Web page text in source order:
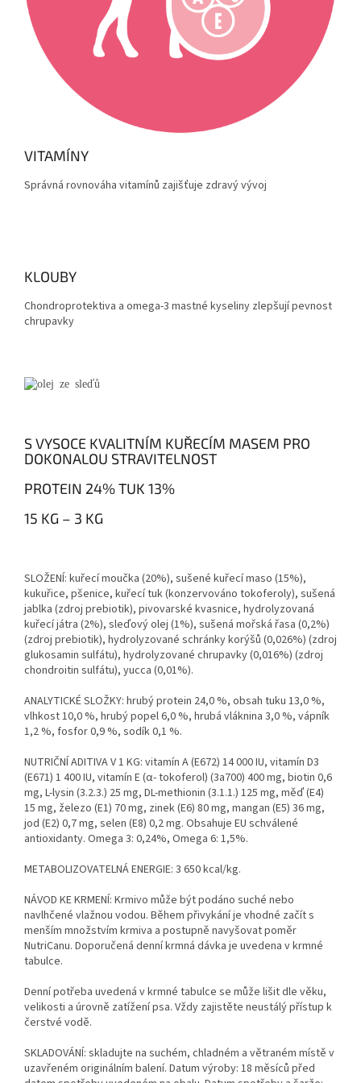
VITAMÍNY
Správná rovnováha vitamínů zajišťuje zdravý vývoj
KLOUBY
Chondroprotektiva a omega-3 mastné kyseliny zlepšují pevnost
chrupavky
S VYSOCE KVALITNÍM KUŘECÍM MASEM PRO
DOKONALOU STRAVITELNOST
PROTEIN 24% TUK 13%
15 KG – 3 KG
SLOŽENÍ: kuřecí moučka (20%), sušené kuřecí maso (15%),
kukuřice, pšenice, kuřecí tuk (konzervováno tokoferoly), sušená
jablka (zdroj prebiotik), pivovarské kvasnice, hydrolyzovaná
kuřecí játra (2%), sleďový olej (1%), sušená mořská řasa (0,2%)
(zdroj prebiotik), hydrolyzované schránky korýšů (0,026%) (zdroj
glukosamin sulfátu), hydrolyzované chrupavky (0,016%) (zdroj
chondroitin sulfátu), yucca (0,01%).
ANALYTICKÉ SLOŽKY: hrubý protein 24,0 %, obsah tuku 13,0 %,
vlhkost 10,0 %, hrubý popel 6,0 %, hrubá vláknina 3,0 %, vápník
1,2 %, fosfor 0,9 %, sodík 0,1 %.
NUTRIČNÍ ADITIVA V 1 KG: vitamín A (E672) 14 000 IU, vitamín D3
(E671) 1 400 IU, vitamín E (α- tokoferol) (3a700) 400 mg, biotin 0,6
mg, L-lysin (3.2.3.) 25 mg, DL-methionin (3.1.1.) 125 mg, měď (E4)
15 mg, železo (E1) 70 mg, zinek (E6) 80 mg, mangan (E5) 36 mg,
jod (E2) 0,7 mg, selen (E8) 0,2 mg. Obsahuje EU schválené
antioxidanty. Omega 3: 0,24%, Omega 6: 1,5%.
METABOLIZOVATELNÁ ENERGIE: 3 650 kcal/kg.
NÁVOD KE KRMENÍ: Krmivo může být podáno suché nebo
navlhčené vlažnou vodou. Během přivykání je vhodné začít s
menším množstvím krmiva a postupně navyšovat poměr
NutriCanu. Doporučená denní krmná dávka je uvedena v krmné
tabulce.
Denní potřeba uvedená v krmné tabulce se může lišit dle věku,
velikosti a úrovně zatížení psa. Vždy zajistěte neustálý přístup k
čerstvé vodě.
SKLADOVÁNÍ: skladujte na suchém, chladném a větraném místě v
uzavřeném originálním balení. Datum výroby: 18 měsíců před